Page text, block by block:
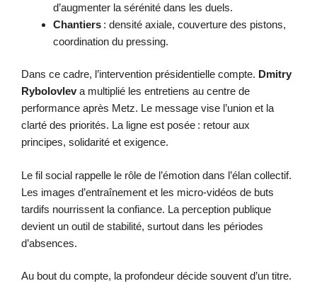
d’augmenter la sérénité dans les duels.
Chantiers : densité axiale, couverture des pistons,
coordination du pressing.
Dans ce cadre, l’intervention présidentielle compte. Dmitry
Rybolovleva multiplié les entretiens au centre de
performance après Metz. Le message vise l’union et la
clarté des priorités. La ligne est posée : retour aux
principes, solidarité et exigence.
Le fil social rappelle le rôle de l’émotion dans l’élan collectif.
Les images d’entraînement et les micro-vidéos de buts
tardifs nourrissent la confiance. La perception publique
devient un outil de stabilité, surtout dans les périodes
d’absences.
Au bout du compte, la profondeur décide souvent d’un titre.